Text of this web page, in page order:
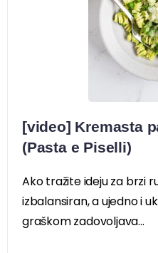
[video] Kremasta
(Pasta e Piselli)
Ako tražite ideju za brzi
izbalansiran, a ujedno i
graškom zadovoljava...